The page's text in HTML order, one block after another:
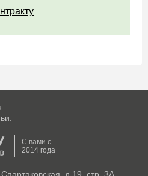
С вами с
2014 года